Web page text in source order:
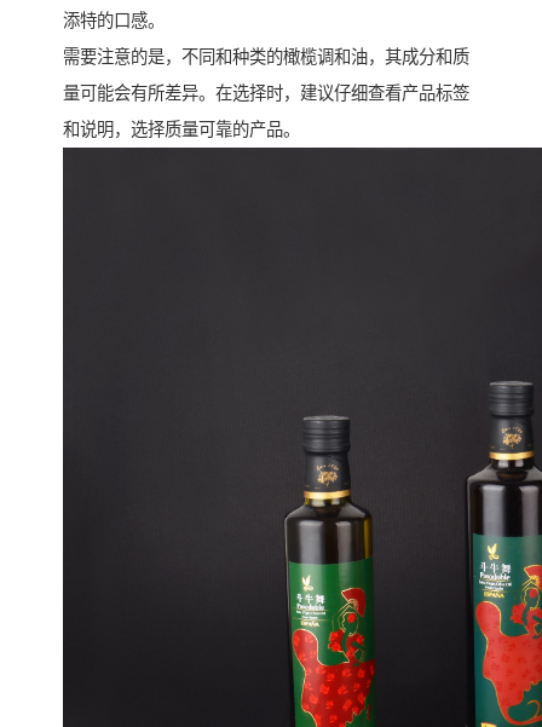
添特的口感。
需要注意的是，不同和种类的橄榄调和油，其成分和质
量可能会有所差异。在选择时，建议仔细查看产品标签
和说明，选择质量可靠的产品。